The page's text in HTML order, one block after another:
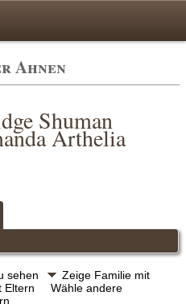
Ahnen
Shuman
Arthelia
sehen
Zeige Familie mit
Eltern
Wähle andere